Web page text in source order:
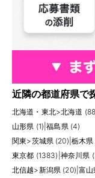
近隣の都道府県で
北海道・東北>北海道
山形県 (1) |福島県 (4)
関東>茨城県 (20) 栃木
東京都 (1383) 神奈川県
北信越>新潟県 (20) |富山